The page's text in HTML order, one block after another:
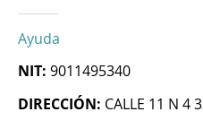
Ayuda
NIT: 9011495340
DIRECCIÓN: CALLE 11 N 4